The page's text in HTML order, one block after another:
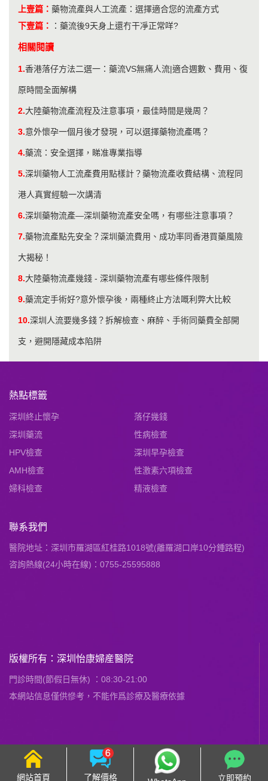
上壹篇： 藥物流產與人工流產：選擇適合您的流產方式
下壹篇：
： 藥流後9天身上還冇干凈正常咩?
相關閱讀
1.香港落仔方法二選一：藥流VS無痛人流|適合週數、費用、復
原時間全面解構
2.大陸藥物流產流程及注意事項，最佳時間是幾周？
3.意外懷孕一個月後才發現，可以選擇藥物流產嗎？
4.藥流：安全選擇，睇准專業指導
5.深圳藥物人工流產費用點樣計？藥物流產收費結構、流程同
港人真實經驗一次講清
6.​深圳藥物流產—深圳藥物流產安全嗎，有哪些注意事項？
7.藥物流產點先安全？深圳藥流費用、成功率同香港買藥風險
大揭秘！
8.大陸藥物流產幾錢 - 深圳藥物流產有哪些條件限制
9.藥流定手術好?意外懷孕後，兩種終止方法嘅利弊大比較
10.深圳人流要幾多錢？拆解檢查、麻醉、手術同藥費全部開
支，避開隱藏成本陷阱
熱點標籤
深圳終止懷孕
落仔幾錢
深圳藥流
性病檢查
HPV檢查
深圳早孕檢查
AMH檢查
性激素六項檢查
婦科檢查
精液檢查
聯系我們
醫院地址：深圳市羅湖區紅桂路1018號(離羅湖口岸10分鍾路程)
咨詢熱線(24小時在線)：0755-25595888
版權所有：深圳怡康婦産醫院
門診時間(節假日無休) ：08:30-21:00
本網站信息僅供慘考，不能作爲診療及醫療依據
網站首頁 了解價格 立即預約